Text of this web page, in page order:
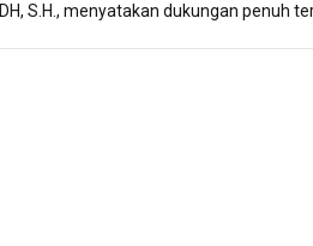
DH, S.H., menyatakan dukungan penuh